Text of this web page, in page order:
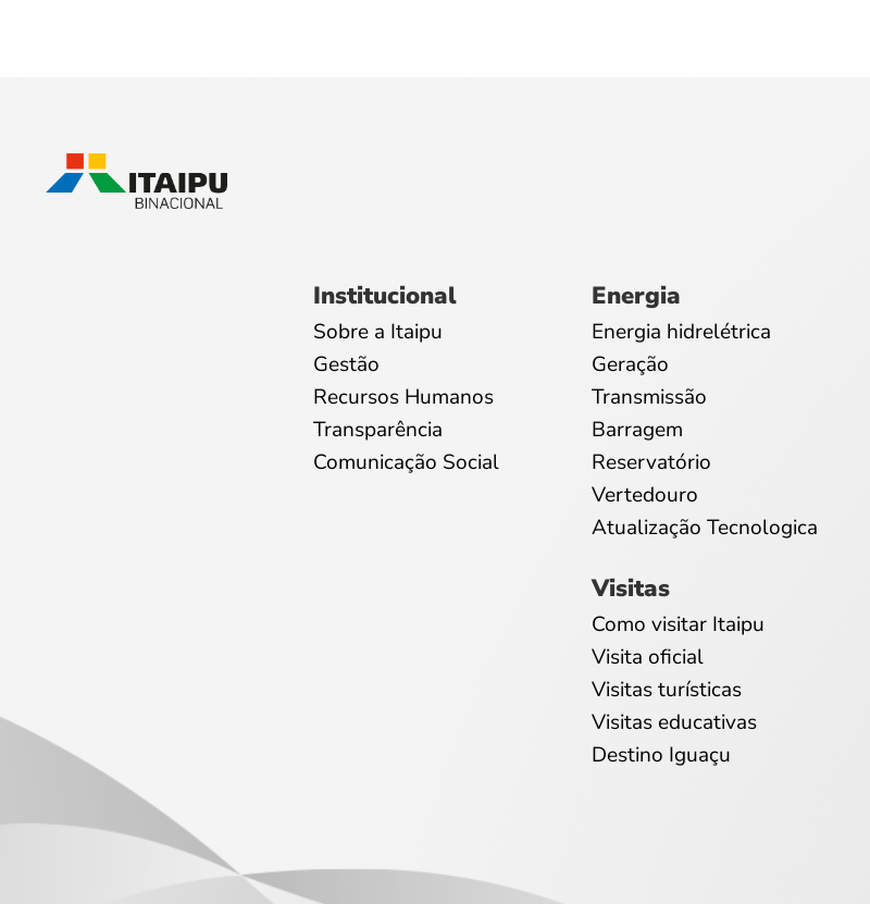
Institucional
Sobre a Itaipu
Gestão
Recursos Humanos
Transparência
Comunicação Social
Energia
Energia hidrelétrica
Geração
Transmissão
Barragem
Reservatório
Vertedouro
Atualização Tecnologica
Visitas
Como visitar Itaipu
Visita oficial
Visitas turísticas
Visitas educativas
Destino Iguaçu